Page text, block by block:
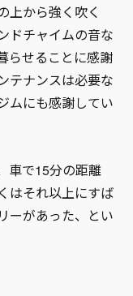
上から強く吹く
ドチャイムの音な
らせることに感謝
テナンスは必要な
ムにも感謝してい
車で15分の距離
はそれ以上にすば
ーがあった、とい